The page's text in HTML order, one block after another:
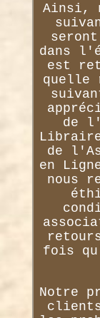
Ainsi,
seront
dans
est
quelle
de
de
en
nous
fois
Notre